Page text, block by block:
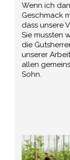
Wenn ich
Geschmack
dass unsere
Sie mussten
die
unserer
allen
Sohn.